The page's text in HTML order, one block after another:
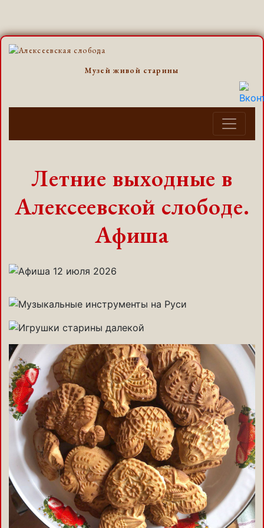
Музей живой старины
Летние выходные в
Алексеевской слободе.
Афиша